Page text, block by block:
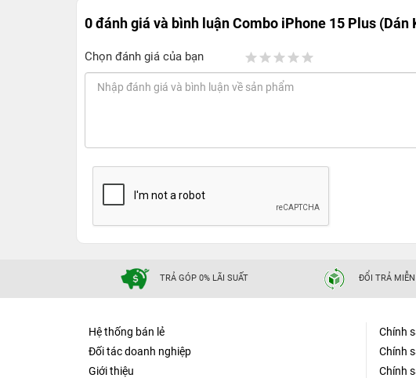
0 đánh giá và bình luậnCombo iPhone 15 Plus (Dán
Chọn đánh giá của bạn
TRẢ GÓP 0% LÃI SUẤT ĐỔI TRẢ
Hệ thống bán lẻ
Đối tác doanh nghiệp
Giới thiệu
Chính
Chính
Chính